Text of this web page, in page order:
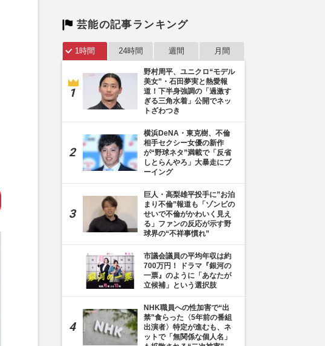
芸能の記事ランキング
1時間 24時間 週間 月間
野村周平、ユニクロ“モデル
美女”・石田夢実と熱愛報
道！下半身強調の「過激す
ぎる三角水着」公開でネッ
トざわつき
横浜DeNA・東克樹、不倫
相手セクシー女優の新作
が“野球ネタ”満載で「反省
しとらんやろ」大暴走にブ
ーイング
巨人・高梨雄平投手に”お泊
まり不倫”報道も「ゾンビの
せいで不倫がかわいく見え
る」ファンの反応が示す野
球界の“不祥事慣れ”
市議会議員の平均年収は約
700万円！ ドラマ『銀河の
一票』のように「あなたが
立候補」という選択肢
NHK職員への性加害で“出
禁”食らった〈5年前の番組
出演者〉特定が進むも、ネ
ットで「無関係な個人名」